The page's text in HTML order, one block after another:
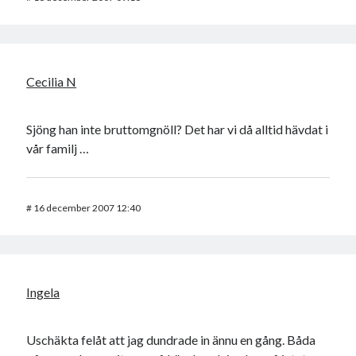
Cecilia N
Sjöng han inte bruttomgnöll? Det har vi då alltid hävdat i
vår familj …
# 16 december 2007 12:40
Ingela
Uschäkta felåt att jag dundrade in ännu en gång. Båda